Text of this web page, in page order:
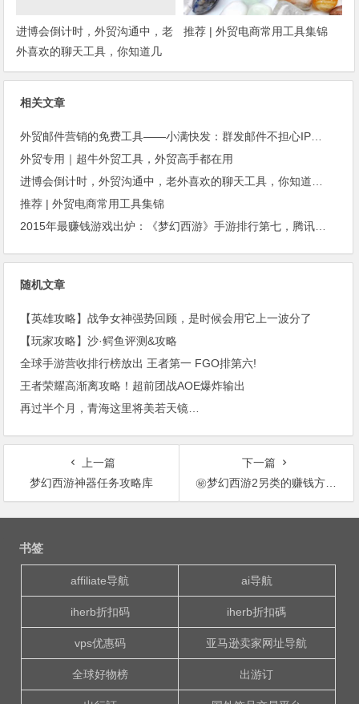
进博会倒计时，外贸沟通中，老
外喜欢的聊天工具，你知道几
种？
推荐 | 外贸电商常用工具集锦
相关文章
外贸专用｜超牛外贸工具，外贸高手都在用
推荐 | 外贸电商常用工具集锦
随机文章
【英雄攻略】战争女神强势回顾，是时候会用它上一波分了
【玩家攻略】沙·鳄鱼评测&攻略
全球手游营收排行榜放出 王者第一 FGO排第六!
王者荣耀高渐离攻略！超前团战AOE爆炸输出
再过半个月，青海这里将美若天镜…
上一篇
梦幻西游神器任务攻略库
下一篇
㊙梦幻西游2另类的赚钱方法：浅谈挖古玩及黑市攻略
文
书签
affiliate导航 ai导航
iherb折扣码 iherb折扣碼
vps优惠码 亚马逊卖家网址导航
全球好物榜 出游订